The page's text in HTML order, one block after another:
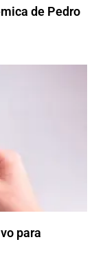
de Pedro
para